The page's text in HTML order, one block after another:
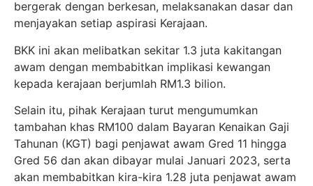
bergerak dengan berkesan, melaksanakan dasar dan
menjayakan setiap aspirasi Kerajaan.
BKK ini akan melibatkan sekitar 1.3 juta kakitangan
awam dengan membabitkan implikasi kewangan
kepada kerajaan berjumlah RM1.3 bilion.
Selain itu, pihak Kerajaan turut mengumumkan
tambahan khas RM100 dalam Bayaran Kenaikan Gaji
Tahunan (KGT) bagi penjawat awam Gred 11 hingga
Gred 56 dan akan dibayar mulai Januari 2023, serta
akan membabitkan kira-kira 1.28 juta penjawat awam